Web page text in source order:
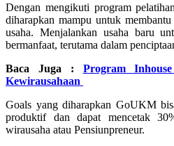
Dengan mengikuti program
diharapkan mampu untuk
usaha. Menjalankan usaha baru
bermanfaat, terutama dalam
Baca Juga : Program
Kewirausahaan
Goals yang diharapkan GoUKM
produktif dan dapat mencetak
wirausaha atau Pensiunpreneur.